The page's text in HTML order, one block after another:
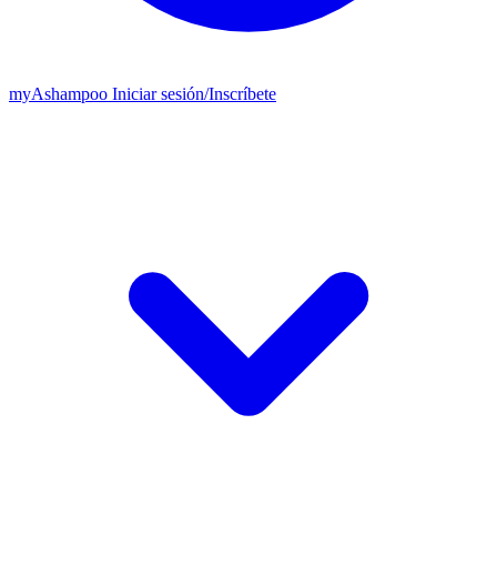
myAshampoo Iniciar sesión/Inscríbete